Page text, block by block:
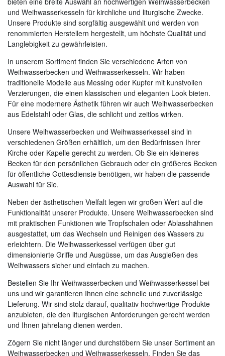
und Weihwasserkesseln für kirchliche und liturgische Zwecke.
Unsere Produkte sind sorgfältig ausgewählt und werden von
renommierten Herstellern hergestellt, um höchste Qualität und
Langlebigkeit zu gewährleisten.
In unserem Sortiment finden Sie verschiedene Arten von
Weihwasserbecken und Weihwasserkesseln. Wir haben
traditionelle Modelle aus Messing oder Kupfer mit kunstvollen
Verzierungen, die einen klassischen und eleganten Look bieten.
Für eine modernere Ästhetik führen wir auch Weihwasserbecken
aus Edelstahl oder Glas, die schlicht und zeitlos wirken.
Unsere Weihwasserbecken und Weihwasserkessel sind in
verschiedenen Größen erhältlich, um den Bedürfnissen Ihrer
Kirche oder Kapelle gerecht zu werden. Ob Sie ein kleineres
Becken für den persönlichen Gebrauch oder ein größeres Becken
für öffentliche Gottesdienste benötigen, wir haben die passende
Auswahl für Sie.
Neben der ästhetischen Vielfalt legen wir großen Wert auf die
Funktionalität unserer Produkte. Unsere Weihwasserbecken sind
mit praktischen Funktionen wie Tropfschalen oder Ablasshähnen
ausgestattet, um das Wechseln und Reinigen des Wassers zu
erleichtern. Die Weihwasserkessel verfügen über gut
dimensionierte Griffe und Ausgüsse, um das Ausgießen des
Weihwassers sicher und einfach zu machen.
Bestellen Sie Ihr Weihwasserbecken und Weihwasserkessel bei
uns und wir garantieren Ihnen eine schnelle und zuverlässige
Lieferung. Wir sind stolz darauf, qualitativ hochwertige Produkte
anzubieten, die den liturgischen Anforderungen gerecht werden
und Ihnen jahrelang dienen werden.
Zögern Sie nicht länger und durchstöbern Sie unser Sortiment an
Weihwasserbecken und Weihwasserkesseln. Finden Sie das